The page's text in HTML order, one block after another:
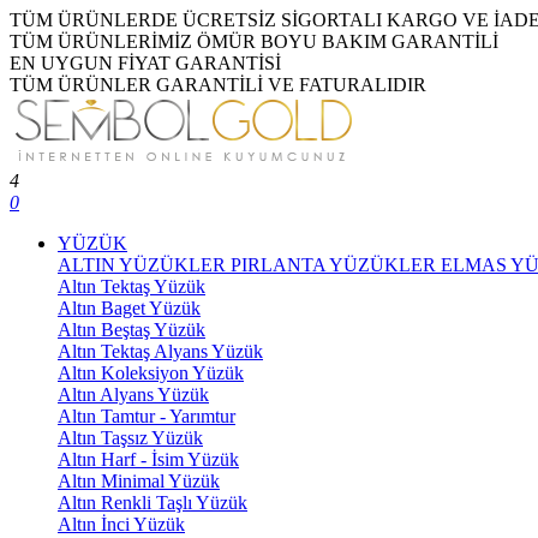
TÜM ÜRÜNLERDE ÜCRETSİZ SİGORTALI KARGO VE İADE
TÜM ÜRÜNLERİMİZ ÖMÜR BOYU BAKIM GARANTİLİ
EN UYGUN FİYAT GARANTİSİ
TÜM ÜRÜNLER GARANTİLİ VE FATURALIDIR
4
0
YÜZÜK
ALTIN YÜZÜKLER PIRLANTA YÜZÜKLER ELMAS
Altın Tektaş Yüzük
Altın Baget Yüzük
Altın Beştaş Yüzük
Altın Tektaş Alyans Yüzük
Altın Koleksiyon Yüzük
Altın Alyans Yüzük
Altın Tamtur - Yarımtur
Altın Taşsız Yüzük
Altın Harf - İsim Yüzük
Altın Minimal Yüzük
Altın Renkli Taşlı Yüzük
Altın İnci Yüzük